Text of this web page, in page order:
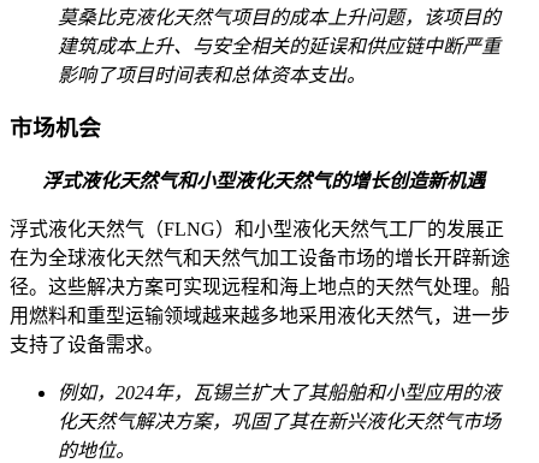
莫桑比克液化天然气项目的成本上升问题，该项目的
建筑成本上升、与安全相关的延误和供应链中断严重
影响了项目时间表和总体资本支出。
市场机会
浮式液化天然气和小型液化天然气的增长创造新机遇
浮式液化天然气（FLNG）和小型液化天然气工厂的发展正
在为全球液化天然气和天然气加工设备市场的增长开辟新途
径。这些解决方案可实现远程和海上地点的天然气处理。船
用燃料和重型运输领域越来越多地采用液化天然气，进一步
支持了设备需求。
例如，2024年，瓦锡兰扩大了其船舶和小型应用的液
化天然气解决方案，巩固了其在新兴液化天然气市场
的地位。